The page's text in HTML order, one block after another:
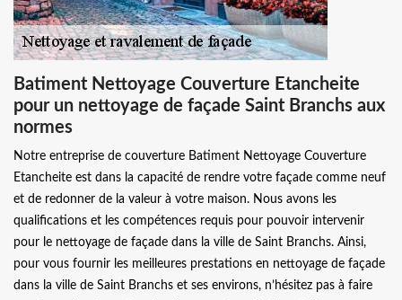
Batiment Nettoyage Couverture Etancheite
pour un nettoyage de façade Saint Branchs aux
normes
Notre entreprise de couverture Batiment Nettoyage Couverture
Etancheite est dans la capacité de rendre votre façade comme neuf
et de redonner de la valeur à votre maison. Nous avons les
qualifications et les compétences requis pour pouvoir intervenir
pour le nettoyage de façade dans la ville de Saint Branchs. Ainsi,
pour vous fournir les meilleures prestations en nettoyage de façade
dans la ville de Saint Branchs et ses environs, n’hésitez pas à faire